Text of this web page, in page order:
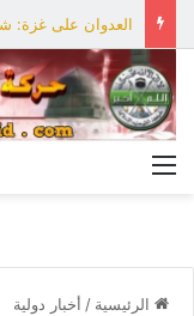
الرئيسية / أخبار دولية